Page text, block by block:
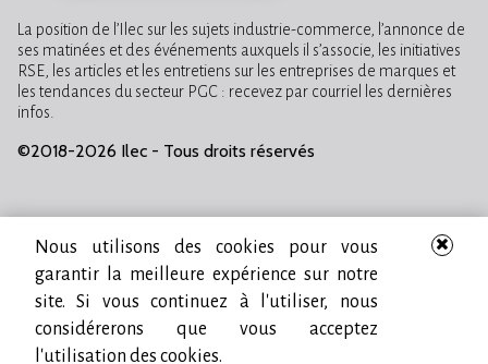
La position de l’Ilec sur les sujets industrie-commerce, l’annonce de
ses matinées et des événements auxquels il s’associe, les initiatives
RSE, les articles et les entretiens sur les entreprises de marques et
les tendances du secteur PGC : recevez par courriel les dernières
infos.
©2018-2026 Ilec - Tous droits réservés
Nous utilisons des cookies pour vous
garantir la meilleure expérience sur notre
site. Si vous continuez à l'utiliser, nous
considérerons que vous acceptez
l'utilisation des cookies.